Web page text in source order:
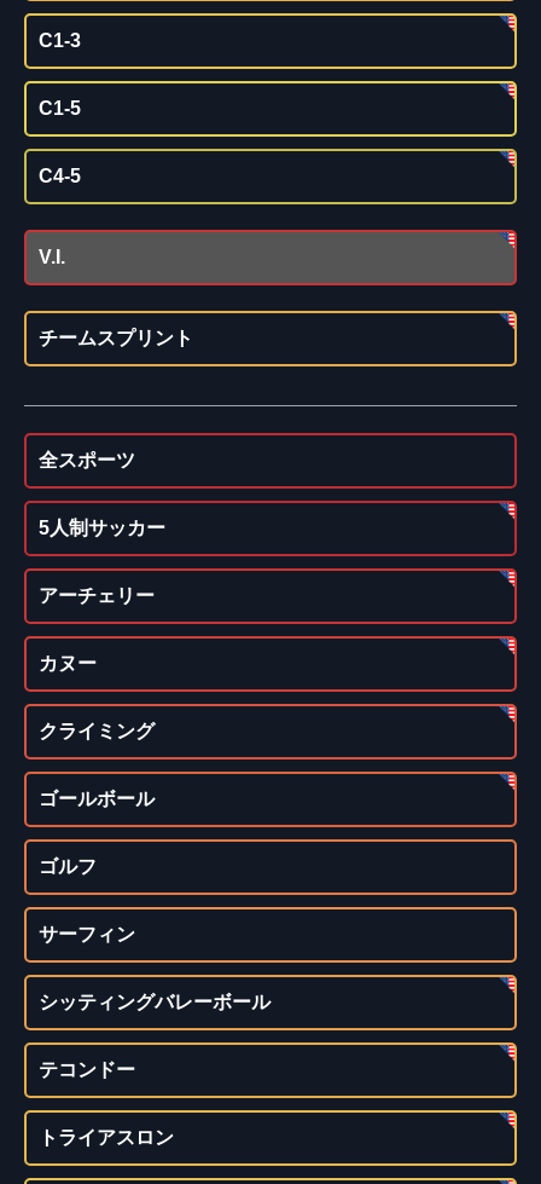
C1-3
C1-5
C4-5
V.I.
チームスプリント
全スポーツ
5人制サッカー
アーチェリー
カヌー
クライミング
ゴールボール
ゴルフ
サーフィン
シッティングバレーボール
テコンドー
トライアスロン